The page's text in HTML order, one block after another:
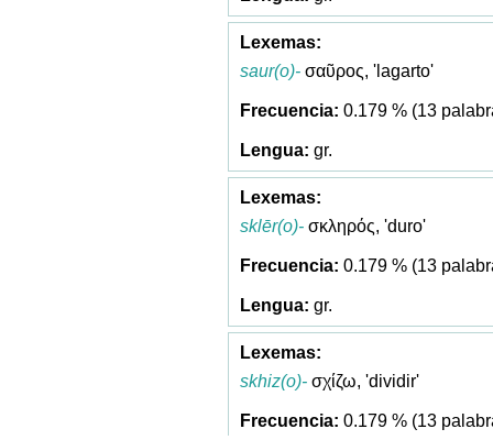
saur(o)- σαῦρος, 'lagarto'
0.179 % (13
gr.
sklēr(o)- σκληρός, 'duro'
0.179 % (13
gr.
skhiz(o)- σχίζω, 'dividir'
0.179 % (13